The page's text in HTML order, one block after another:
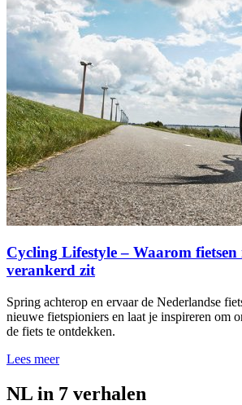
Cycling Lifestyle – Waarom
verankerd zit
Spring achterop en ervaar de Nederlandse
nieuwe fietspioniers en laat je inspireren om
de fiets te ontdekken.
Lees meer
NL in 7 verhalen